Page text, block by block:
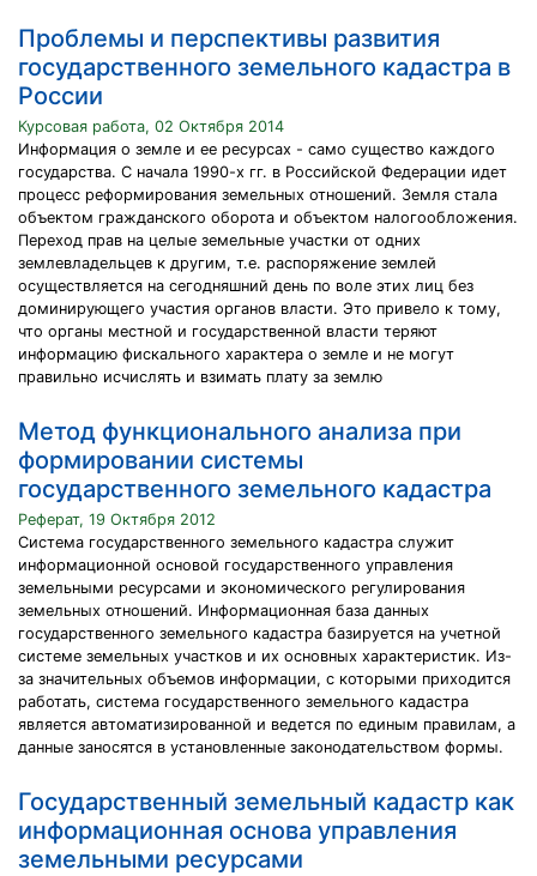
Проблемы и перспективы развития
государственного земельного кадастра в
России
Курсовая работа, 02 Октября 2014
Информация о земле и ее ресурсах - само существо каждого
государства. С начала 1990-х гг. в Российской Федерации идет
процесс реформирования земельных отношений. Земля стала
объектом гражданского оборота и объектом налогообложения.
Переход прав на целые земельные участки от одних
землевладельцев к другим, т.е. распоряжение землей
осуществляется на сегодняшний день по воле этих лиц без
доминирующего участия органов власти. Это привело к тому,
что органы местной и государственной власти теряют
информацию фискального характера о земле и не могут
правильно исчислять и взимать плату за землю
Метод функционального анализа при
формировании системы
государственного земельного кадастра
Реферат, 19 Октября 2012
Система государственного земельного кадастра служит
информационной основой государственного управления
земельными ресурсами и экономического регулирования
земельных отношений. Информационная база данных
государственного земельного кадастра базируется на учетной
системе земельных участков и их основных характеристик. Из-
за значительных объемов информации, с которыми приходится
работать, система государственного земельного кадастра
является автоматизированной и ведется по единым правилам, а
данные заносятся в установленные законодательством формы.
Государственный земельный кадастр как
информационная основа управления
земельными ресурсами